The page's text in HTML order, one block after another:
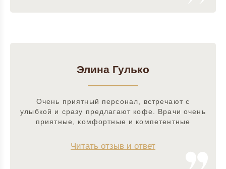
Элина Гулько
Очень приятный персонал, встречают с
улыбкой и сразу предлагают кофе. Врачи очень
приятные, комфортные и компетентные
Читать отзыв и ответ